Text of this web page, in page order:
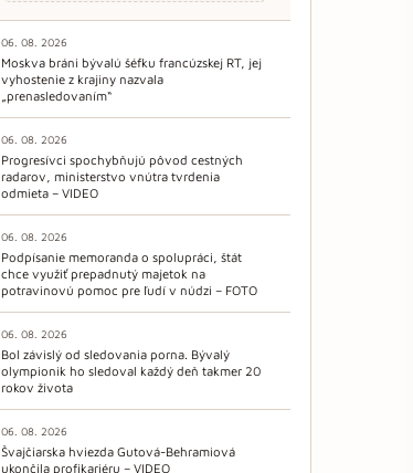
06. 08. 2026
Moskva bráni bývalú šéfku francúzskej RT, jej
vyhostenie z krajiny nazvala
„prenasledovaním“
06. 08. 2026
Progresívci spochybňujú pôvod cestných
radarov, ministerstvo vnútra tvrdenia
odmieta – VIDEO
06. 08. 2026
Podpísanie memoranda o spolupráci, štát
chce využiť prepadnutý majetok na
potravinovú pomoc pre ľudí v núdzi – FOTO
06. 08. 2026
Bol závislý od sledovania porna. Bývalý
olympionik ho sledoval každý deň takmer 20
rokov života
06. 08. 2026
Švajčiarska hviezda Gutová-Behramiová
ukončila profikariéru – VIDEO